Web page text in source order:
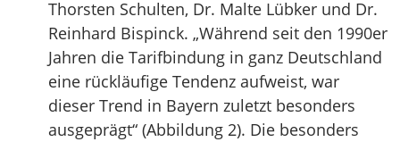
Thorsten Schulten, Dr. Malte Lübker und Dr.
Reinhard Bispinck. „Während seit den 1990er
Jahren die Tarifbindung in ganz Deutschland
eine rückläufige Tendenz aufweist, war
dieser Trend in Bayern zuletzt besonders
ausgeprägt“ (Abbildung 2). Die besonders